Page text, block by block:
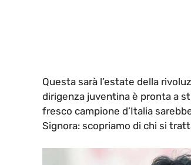
Questa sarà l’estate della
dirigenza juventina è pronta a
fresco campione d’Italia
Signora: scopriamo di chi si